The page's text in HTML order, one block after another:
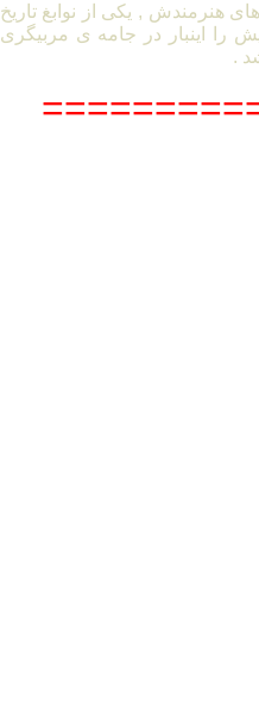
هنرمندش , یکی از نوابغ تاریخ
را اینبار در جامه ی مربیگری
.